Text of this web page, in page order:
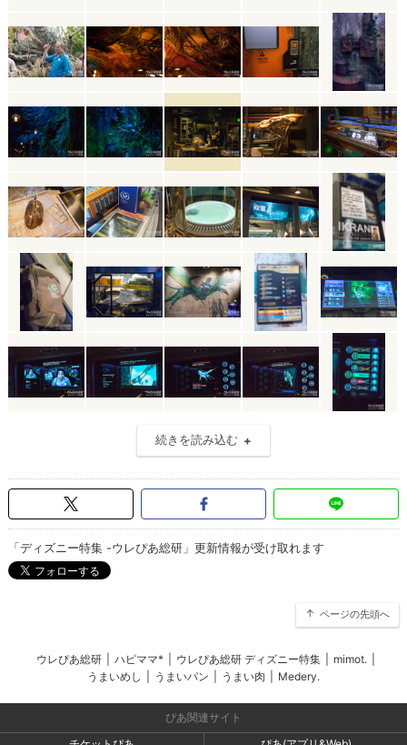
続きを読み込む
「ディズニー特集 -ウレぴあ総研」更新情報が受け取れます
ページの先頭へ
ウレぴあ総研 ハピママ* ウレぴあ総研 ディズニー特集 mimot.
うまいめし
うまいパン うまい肉 Medery.
ぴあ関連サイト